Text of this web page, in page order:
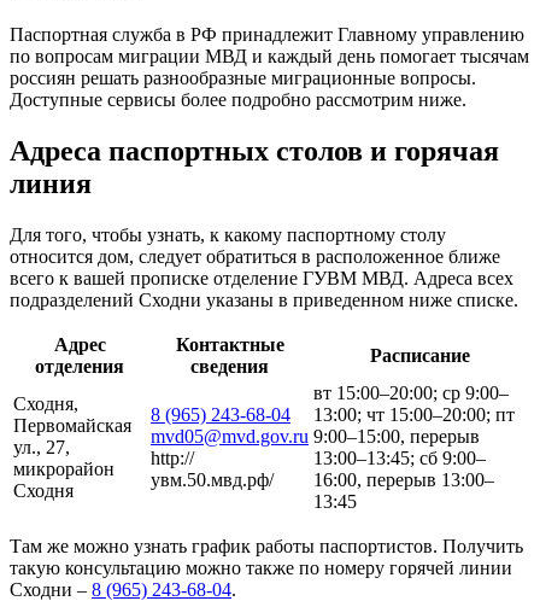
Паспортная служба в РФ принадлежит Главному управлению
по вопросам миграции МВД и каждый день помогает тысячам
россиян решать разнообразные миграционные вопросы.
Доступные сервисы более подробно рассмотрим ниже.
Адреса паспортных столов и горячая
линия
Для того, чтобы узнать, к какому паспортному столу
относится дом, следует обратиться в расположенное ближе
всего к вашей прописке отделение ГУВМ МВД. Адреса всех
подразделений Сходни указаны в приведенном ниже списке.
Адрес
отделения
Контактные
сведения
Расписание
Сходня,
Первомайская
ул., 27,
микрорайон
Сходня
8 (965) 243-68-04
mvd05@mvd.gov.ru
http://
увм.50.мвд.рф/
вт 15:00–20:00; ср 9:00–
13:00; чт 15:00–20:00; пт
9:00–15:00, перерыв
13:00–13:45; сб 9:00–
16:00, перерыв 13:00–
13:45
Там же можно узнать график работы паспортистов. Получить
такую консультацию можно также по номеру горячей линии
Сходни – 8 (965) 243-68-04.